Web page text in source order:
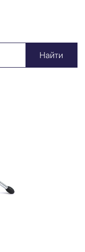
Найти